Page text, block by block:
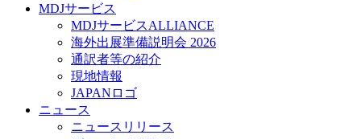
MDJサービス
MDJサービスALLIANCE
海外出展準備説明会 2026
通訳者等の紹介
現地情報
JAPANロゴ
ニュース
ニュースリリース